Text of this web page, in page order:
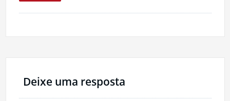
Deixe uma resposta